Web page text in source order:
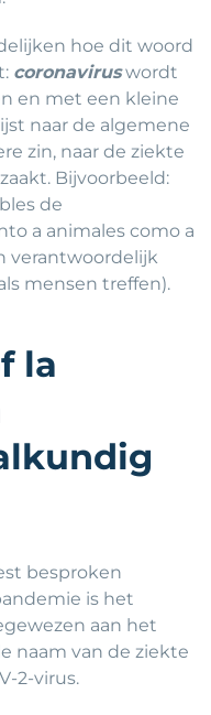
hoe dit woord
coronaviruswordt
en met een kleine
naar de algemene
zin, naar de ziekte
Bijvoorbeeld:
de
a animales como a
verantwoordelijk
mensen treffen).
la
besproken
is het
aan het
naam van de ziekte
2-virus.